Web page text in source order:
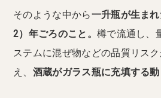
そのような中から一升瓶が生ま
2）年ごろのこと。 樽で流通し、
ステムに混ぜ物などの品質リス
え、 酒蔵がガラス瓶に充填する動